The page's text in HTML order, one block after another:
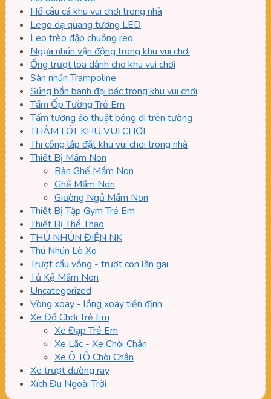
Hồ câu cá khu vui chơi trong nhà
Lego dạ quang tường LED
Leo trèo đập chuông reo
Ngựa nhún vận động trong khu vui chơi
Ống trượt loa dành cho khu vui chơi
Sàn nhún Trampoline
Súng bắn banh đại bác trong khu vui chơi
Tấm Ốp Tường Trẻ Em
Tấm tường ảo thuật bóng đi trên tường
THẢM LÓT KHU VUI CHƠI
Thi công lắp đặt khu vui chơi trong nhà
Thiết Bị Mầm Non
Bàn Ghế Mầm Non
Ghế Mầm Non
Giường Ngủ Mầm Non
Thiết Bị Tập Gym Trẻ Em
Thiết Bị Thể Thao
THÚ NHÚN ĐIỆN NK
Thú Nhún Lò Xo
Trượt cầu vồng - trượt con lăn gai
Tủ Kệ Mầm Non
Uncategorized
Vòng xoay - lồng xoay tiền định
Xe Đồ Chơi Trẻ Em
Xe Đạp Trẻ Em
Xe Lắc - Xe Chòi Chân
Xe Ô TÔ Chòi Chân
Xe trượt đường ray
Xích Đu Ngoài Trời